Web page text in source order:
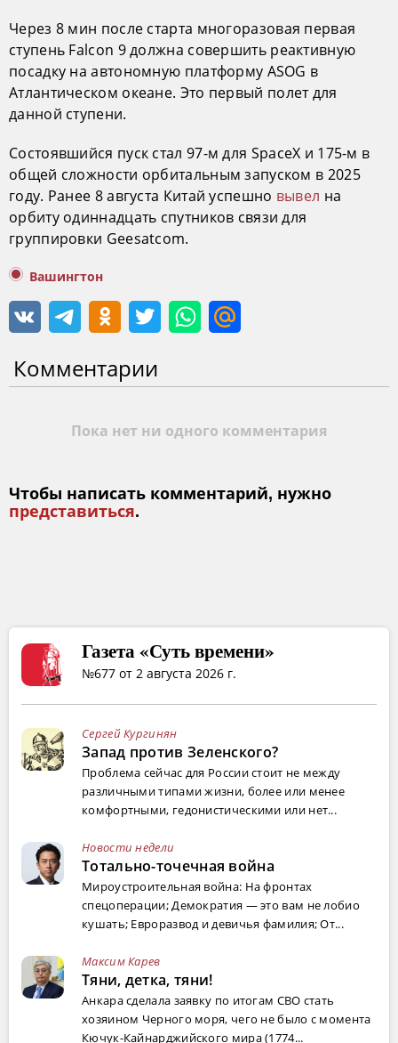
Через 8 мин после старта многоразовая первая
ступень Falcon 9 должна совершить реактивную
посадку на автономную платформу ASOG в
Атлантическом океане. Это первый полет для
данной ступени.
Состоявшийся пуск стал 97-м для SpaceX и 175-м в
общей сложности орбитальным запуском в 2025
году. Ранее 8 августа Китай успешно вывел на
орбиту одиннадцать спутников связи для
группировки Geesatcom.
Вашингтон
Комментарии
Пока нет ни одного комментария
Чтобы написать комментарий, нужно
представиться.
Газета «Суть времени»
№677 от 2 августа 2026 г.
Сергей Кургинян
Запад против Зеленского?
Проблема сейчас для России стоит не между
различными типами жизни, более или менее
комфортными, гедонистическими или нет...
Новости недели
Тотально-точечная война
Мироустроительная война: На фронтах
спецоперации; Демократия — это вам не лобио
кушать; Евроразвод и девичья фамилия; От...
Максим Карев
Тяни, детка, тяни!
Анкара сделала заявку по итогам СВО стать
хозяином Черного моря, чего не было с момента
Кючук-Кайнарджийского мира (1774...